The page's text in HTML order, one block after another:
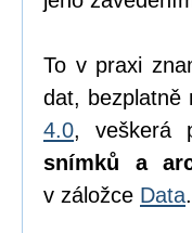
To v praxi
dat, bezplatně
4.0, veškerá
snímků a
v záložce Data.